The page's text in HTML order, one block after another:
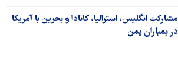
مشارکت انگلیس، استرالیا، کانادا و بحرین با آمریکا
در بمباران یمن